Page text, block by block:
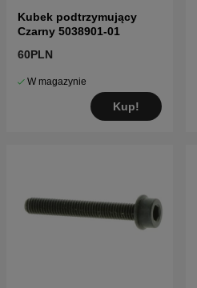
Kubek podtrzymujący
Czarny 5038901-01
60PLN
W magazynie
Kup!